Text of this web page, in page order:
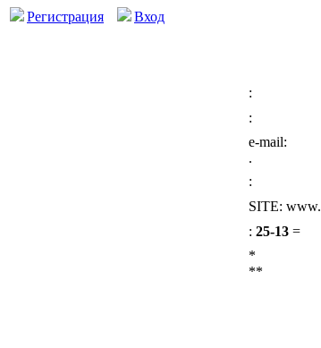
Регистрация Вход
:
:
e-mail:
.
:
SITE: www.
: 25-13 =
*
**